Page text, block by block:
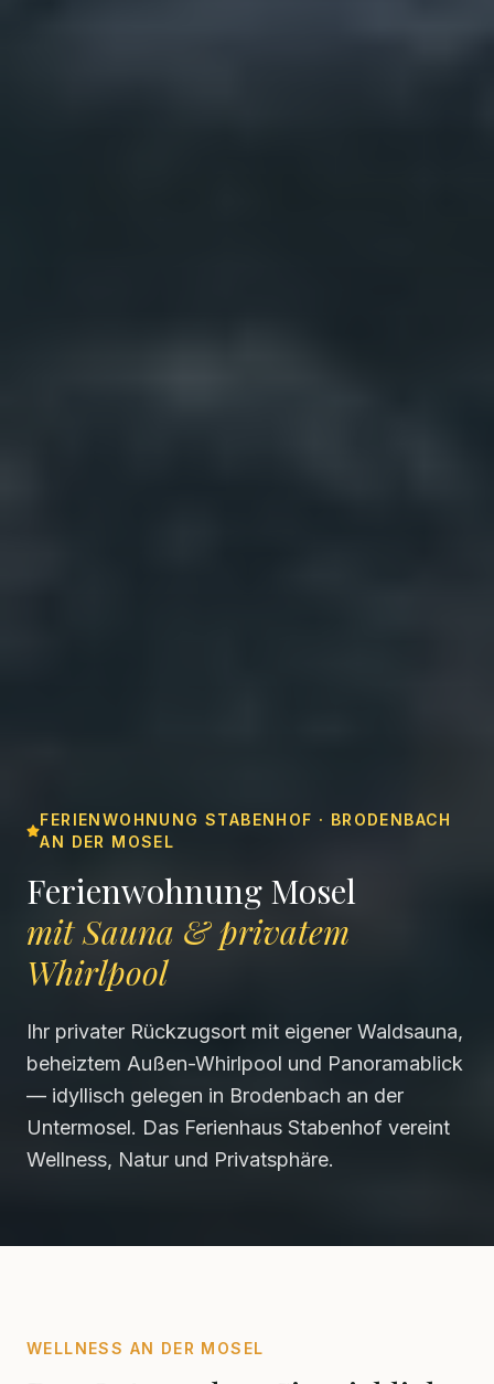
FERIENWOHNUNG STABENHOF · BRODENBACH
AN DER MOSEL
Ferienwohnung Mosel
mit Sauna & privatem
Whirlpool
Ihr privater Rückzugsort mit eigener Waldsauna,
beheiztem Außen-Whirlpool und Panoramablick
— idyllisch gelegen in Brodenbach an der
Untermosel. Das Ferienhaus Stabenhof vereint
Wellness, Natur und Privatsphäre.
WELLNESS AN DER MOSEL